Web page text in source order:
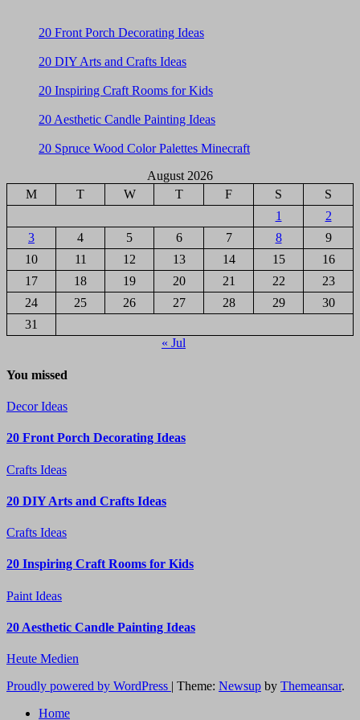
20 Front Porch Decorating Ideas
20 DIY Arts and Crafts Ideas
20 Inspiring Craft Rooms for Kids
20 Aesthetic Candle Painting Ideas
20 Spruce Wood Color Palettes Minecraft
August 2026
M
T W T F S
S
1
2
3
4 5 6 7 8
9
10
11 12 13 14 15
16
17
18 19 20 21 22
23
24
25 26 27 28 29
30
31
« Jul
You missed
Decor Ideas
20 Front Porch Decorating Ideas
Crafts Ideas
20 DIY Arts and Crafts Ideas
Crafts Ideas
20 Inspiring Craft Rooms for Kids
Paint Ideas
20 Aesthetic Candle Painting Ideas
Heute Medien
Proudly powered by WordPress | Theme: Newsup by Themeansar.
Home